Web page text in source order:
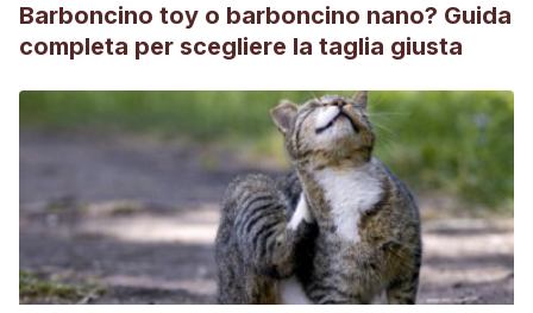
Barboncino toy o barboncino nano? Guida
completa per scegliere la taglia giusta